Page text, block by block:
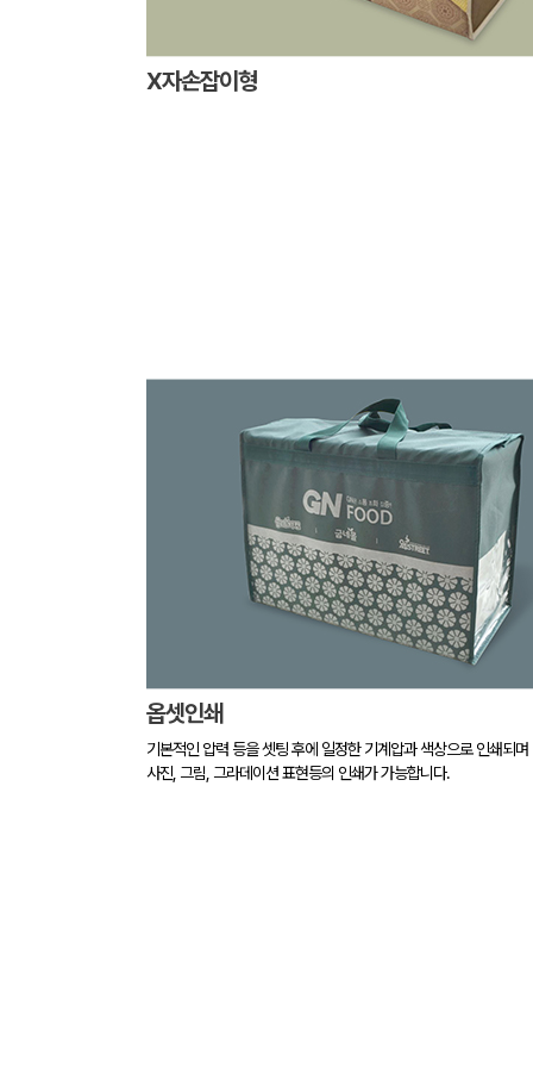
X자손잡이형
옵셋인쇄
기본적인 압력 등을 셋팅 후에 일정한 기계압과 색상으로 인쇄되며
사진, 그림, 그라데이션 표현등의 인쇄가 가능합니다.